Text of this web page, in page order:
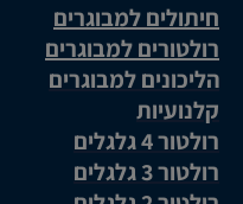
חיתולים למבוגרים
רולטורים למבוגרים
הליכונים למבוגרים
קלנועיות
רולטור 4 גלגלים
רולטור 3 גלגלים